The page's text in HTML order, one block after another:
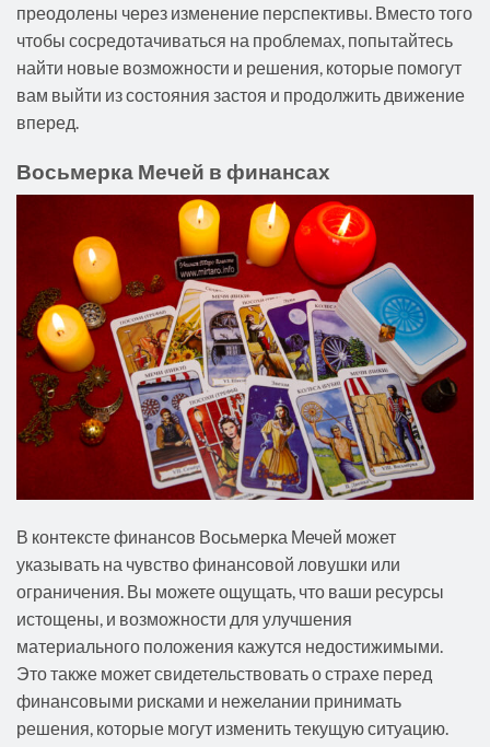
преодолены через изменение перспективы. Вместо того
чтобы сосредотачиваться на проблемах, попытайтесь
найти новые возможности и решения, которые помогут
вам выйти из состояния застоя и продолжить движение
вперед.
Восьмерка Мечей в финансах
В контексте финансов Восьмерка Мечей может
указывать на чувство финансовой ловушки или
ограничения. Вы можете ощущать, что ваши ресурсы
истощены, и возможности для улучшения
материального положения кажутся недостижимыми.
Это также может свидетельствовать о страхе перед
финансовыми рисками и нежелании принимать
решения, которые могут изменить текущую ситуацию.